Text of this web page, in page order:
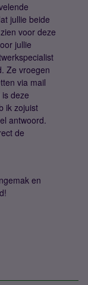
jullie beide
voor deze
jullie
Ze vroegen
via mail
deze
ik zojuist
antwoord.
de
en